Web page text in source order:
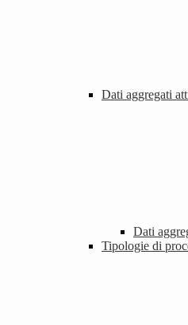
Dati aggregati
Dati
Tipologie di